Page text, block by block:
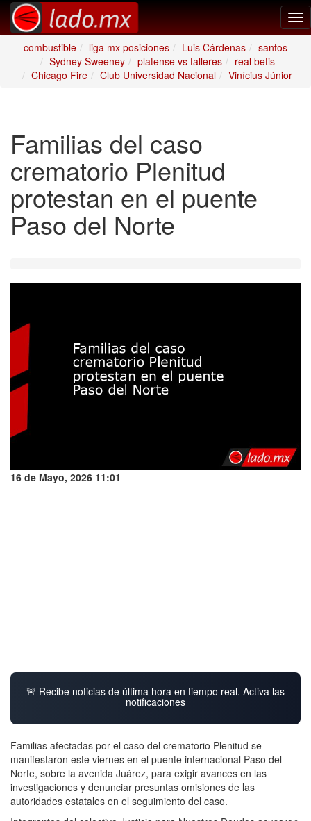
combustible
liga mx posiciones Luis Cárdenas
santos
Sydney Sweeney
platense vs talleres
real betis
Chicago Fire
Club Universidad Nacional Vinícius Júnior
Familias del caso
crematorio Plenitud
protestan en el puente
Paso del Norte
16 de Mayo, 2026 11:01
🚨 Recibe noticias de última hora en tiempo real. Activa las
notificaciones
Familias afectadas por el caso del crematorio Plenitud se
manifestaron este viernes en el puente internacional Paso del
Norte, sobre la avenida Juárez, para exigir avances en las
investigaciones y denunciar presuntas omisiones de las
autoridades estatales en el seguimiento del caso.